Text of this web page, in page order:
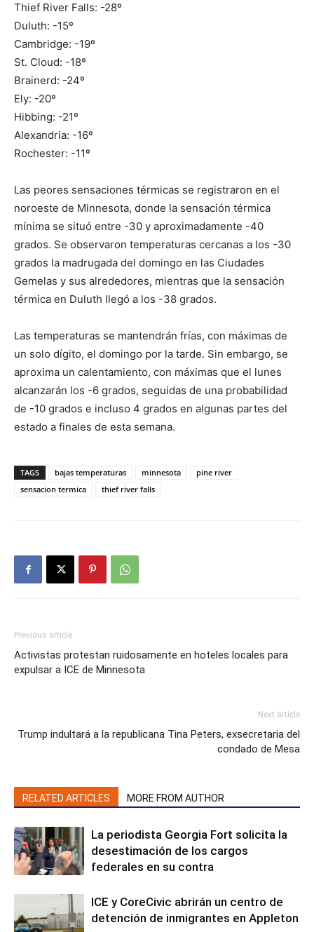
Thief River Falls: -28º
Duluth: -15º
Cambridge: -19º
St. Cloud: -18º
Brainerd: -24º
Ely: -20º
Hibbing: -21º
Alexandria: -16º
Rochester: -11º
Las peores sensaciones térmicas se registraron en el
noroeste de Minnesota, donde la sensación térmica
mínima se situó entre -30 y aproximadamente -40
grados. Se observaron temperaturas cercanas a los -30
grados la madrugada del domingo en las Ciudades
Gemelas y sus alrededores, mientras que la sensación
térmica en Duluth llegó a los -38 grados.
Las temperaturas se mantendrán frías, con máximas de
un solo dígito, el domingo por la tarde. Sin embargo, se
aproxima un calentamiento, con máximas que el lunes
alcanzarán los -6 grados, seguidas de una probabilidad
de -10 grados e incluso 4 grados en algunas partes del
estado a finales de esta semana.
TAGS bajas temperaturas minnesota
pine river
sensacion termica
thief river falls
Previous article
Activistas protestan ruidosamente en hoteles locales para
expulsar a ICE de Minnesota
Next article
Trump indultará a la republicana Tina Peters, exsecretaria del
condado de Mesa
RELATED ARTICLES MORE FROM AUTHOR
La periodista Georgia Fort solicita la
desestimación de los cargos
federales en su contra
ICE y CoreCivic abrirán un centro de
detención de inmigrantes en Appleton